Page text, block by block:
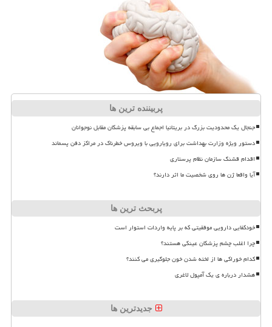
پربیننده ترین ها
جنجال یک محدودیت بزرگ در بریتانیا اجماع بی سابقه پزشکان مقابل نوجوانان
دستور ویژه وزارت بهداشت برای رویارویی با ویروس خطرناک در مراکز دفن پسماند
اقدام قشنگ سازمان نظام پرستاری
آیا واقعا ژن ها روی شخصیت ما اثر دارند؟
پربحث ترین ها
خودکفایی دارویی موفقیتی که بر پایه واردات استوار است
چرا اغلب چشم پزشکان عینکی هستند؟
کدام خوراکی ها از لخته شدن خون جلوگیری می کنند؟
هشدار درباره ی یک آمپول لاغری
جدیدترین ها